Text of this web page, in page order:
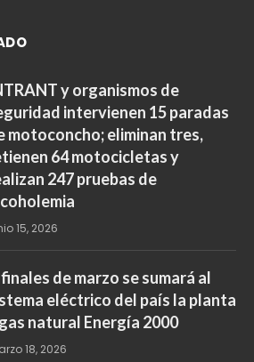
y organismos de
intervienen 15 paradas
motoconcho; eliminan tres,
64 motocicletas y
247 pruebas de
15, 2026
de marzo se sumará al
eléctrico del país la planta
natural Energía 2000
18, 2026